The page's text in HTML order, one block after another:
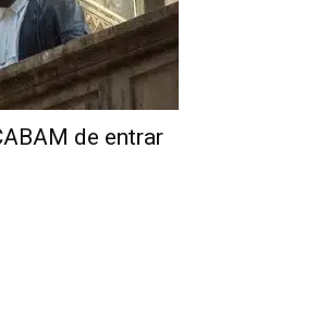
de entrar